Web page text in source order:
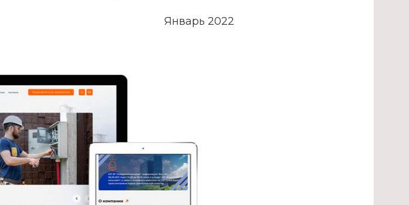
Январь 2022